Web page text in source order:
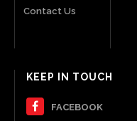
Contact Us
KEEP IN TOUCH
FACEBOOK